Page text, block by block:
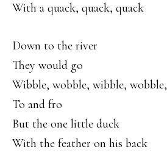
With a quack, quack, quack
Down to the river
They would go
Wibble, wobble, wibble, wobble,
To and fro
But the one little duck
With the feather on his back